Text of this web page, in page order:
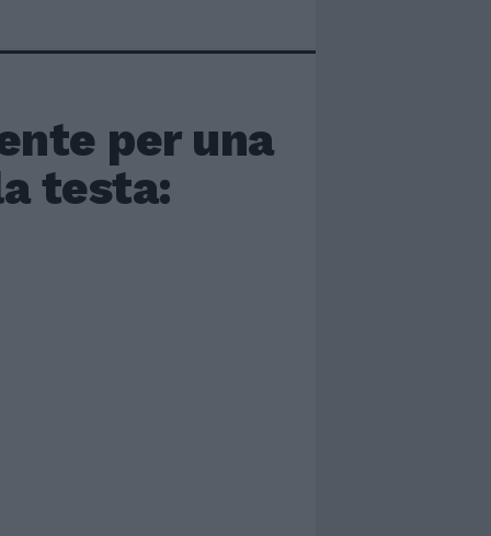
per una
testa: